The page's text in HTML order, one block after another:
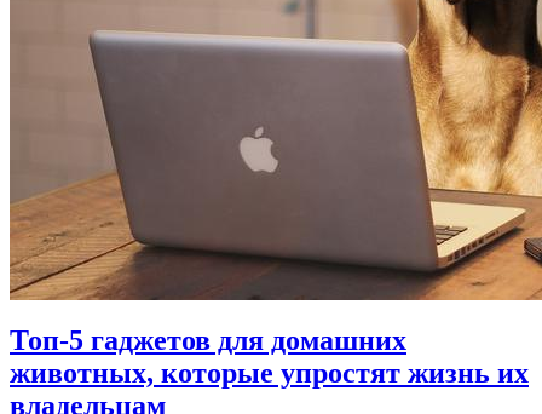
Топ-5 гаджетов для домашних
животных, которые упростят жизнь их
владельцам